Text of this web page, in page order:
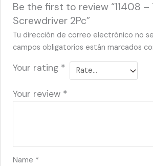
Be the first to review “11408 –
Screwdriver 2Pc”
Tu dirección de correo electrónico no
campos obligatorios están marcados
Your rating *
Your review *
Name *